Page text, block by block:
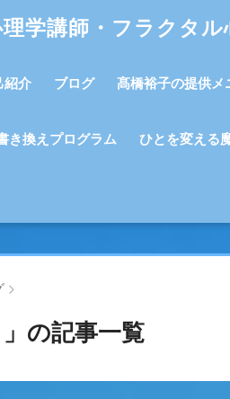
学講師・フラクタ
紹介 ブログ 髙橋裕子の提供メ
換えプログラム ひとを変える
」の記事一覧